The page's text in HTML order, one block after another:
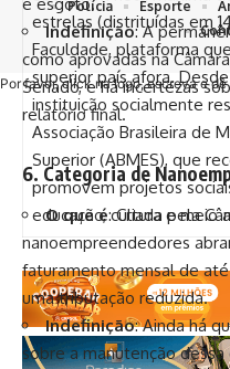
estrelas (distrituídas em
Faculdade, plataforma
superior país afora.
instituição socialmente
Associação Brasileira de
Superior (ABMES), que
promovem projetos
educação, cultura e meio
Indefinição: A
como aprovadas na
Senado, e há incertezas
relatório final.
6.Categoria de
O que é: Criada pela
nanoempreendedores
faturamento mensal de
uma tributação reduzida.
Indefinição: Ainda há
sobre a manutenção
Polícia
Esporte
Por favor, click na logo, escreva e